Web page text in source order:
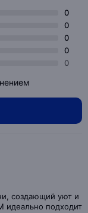
0
0
0
0
0
создающий уют и
идеально подходит